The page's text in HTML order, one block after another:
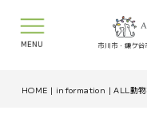
MENU 市川市・鎌ケ
HOME | information | ALL動